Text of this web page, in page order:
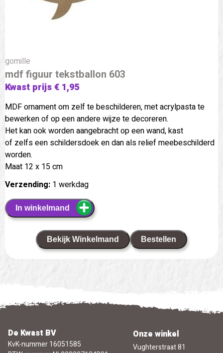
gomille
mdf figuur tekstballon 603
Kwast prijs € 1,95
MDF ornament om zelf te beschilderen, met acrylpasta te
bewerken of op een andere wijze te decoreren.
Het kan ook worden aangebracht op een wand, kast
of zelfs een schildersdoek en dan als relief meebeschilderd
worden.
Maat 12 x 15 cm
Verzending: 1 werkdag
In winkelmand
Bekijk Winkelmand Bestellen
De Kwast BV
KvK-nummer 16051585
Onze winkel
Vughterstraat 81